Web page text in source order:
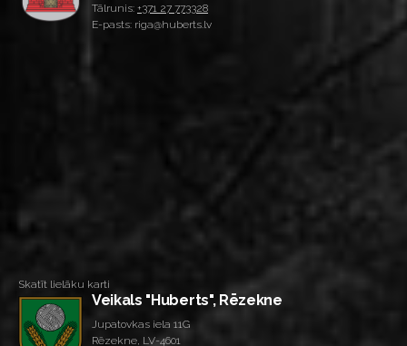
Tālrunis: +371 27 773328
E-pasts: riga@huberts.lv
Skatīt lielāku karti
Veikals "Huberts", Rēzekne
Jupatovkas iela 11G
Rēzekne, LV-4601